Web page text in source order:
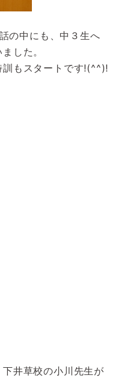
の中にも、中３生へ
した。
もスタートです!(^^)!
井草校の小川先生が